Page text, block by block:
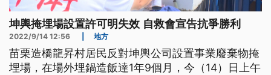
坤輿掩埋場設置許可明失效 自救會宣告抗爭勝利
2022/9/14 12:56 地方
苗栗造橋龍昇村居民反對坤輿公司設置事業廢棄物掩
埋場，在場外埋鍋造飯達1年9個月，今（14）日上午